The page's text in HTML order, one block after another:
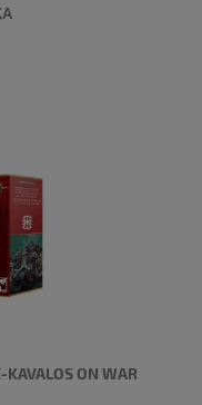
KAVALOS ON WAR